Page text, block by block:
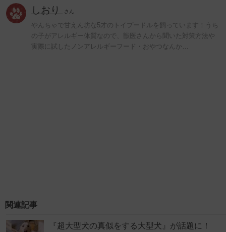
しおり さん
やんちゃで甘えん坊な5才のトイプードルを飼っています！うち
の子がアレルギー体質なので、獣医さんから聞いた対策方法や
実際に試したノンアレルギーフード・おやつなんか…
関連記事
『超大型犬の真似をする大型犬』が話題に！